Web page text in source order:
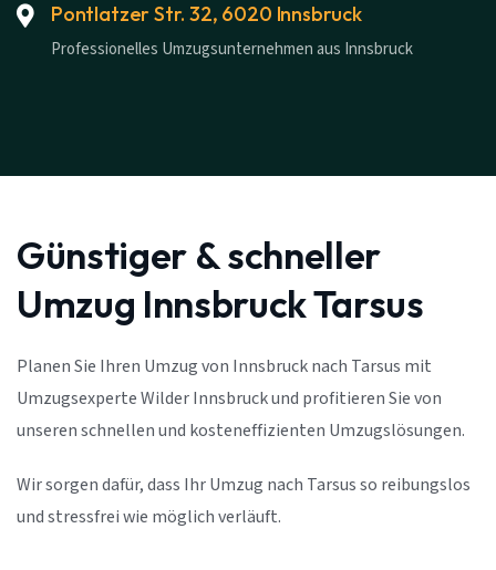
Pontlatzer Str. 32, 6020 Innsbruck
Professionelles Umzugsunternehmen aus Innsbruck
Günstiger & schneller
Umzug Innsbruck Tarsus
Planen Sie Ihren Umzug von Innsbruck nach Tarsus mit
Umzugsexperte Wilder Innsbruck und profitieren Sie von
unseren schnellen und kosteneffizienten Umzugslösungen.
Wir sorgen dafür, dass Ihr Umzug nach Tarsus so reibungslos
und stressfrei wie möglich verläuft.